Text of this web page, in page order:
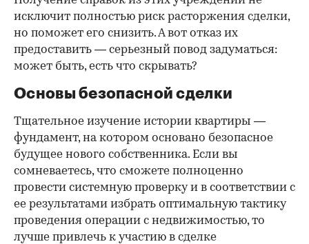
исключит полностью риск расторжения сделки,
но поможет его снизить. А вот отказ их
предоставить — серьезный повод задуматься:
может быть, есть что скрывать?
Основы безопасной сделки
Тщательное изучение истории квартиры —
фундамент, на котором основано безопасное
будущее нового собственника. Если вы
сомневаетесь, что сможете полноценно
провести системную проверку и в соответствии с
ее результатами избрать оптимальную тактику
проведения операции с недвижимостью, то
лучше привлечь к участию в сделке